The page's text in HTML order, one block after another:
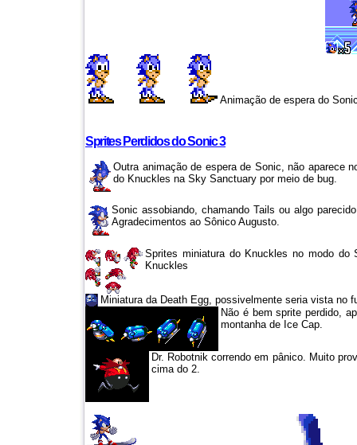
Animação de espera do
Sprites Perdidos do Sonic 3
Outra animação de espera de Sonic, não aparece
do Knuckles na Sky Sanctuary por meio de bug.
Sonic assobiando, chamando Tails ou algo
Agradecimentos ao Sônico Augusto.
Sprites miniatura do Knuckles no modo
Knuckles
Miniatura da Death Egg, possivelmente seria vista no
Não é bem sprite perdido,
montanha de Ice Cap.
Dr. Robotnik correndo em pânico. Muito
cima do 2.